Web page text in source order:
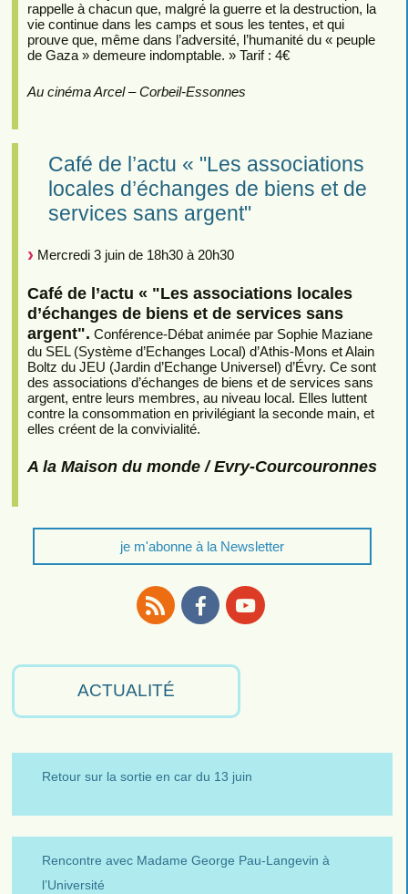
rappelle à chacun que, malgré la guerre et la destruction, la
vie continue dans les camps et sous les tentes, et qui
prouve que, même dans l’adversité, l’humanité du « peuple
de Gaza » demeure indomptable. » Tarif : 4€
Au cinéma Arcel – Corbeil-Essonnes
Café de l’actu « "Les associations
locales d’échanges de biens et de
services sans argent"
Mercredi 3 juin de 18h30 à 20h30
Café de l’actu « "Les associations locales
d’échanges de biens et de services sans
argent". Conférence-Débat animée par Sophie Maziane
du SEL (Système d’Echanges Local) d’Athis-Mons et Alain
Boltz du JEU (Jardin d’Echange Universel) d’Évry. Ce sont
des associations d’échanges de biens et de services sans
argent, entre leurs membres, au niveau local. Elles luttent
contre la consommation en privilégiant la seconde main, et
elles créent de la convivialité.
A la Maison du monde / Evry-Courcouronnes
je m'abonne à la Newsletter
ACTUALITÉ
Retour sur la sortie en car du 13 juin
Rencontre avec Madame George Pau-Langevin à
l’Université